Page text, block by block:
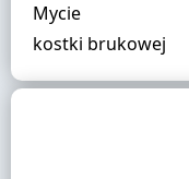
Mycie
kostki brukowej